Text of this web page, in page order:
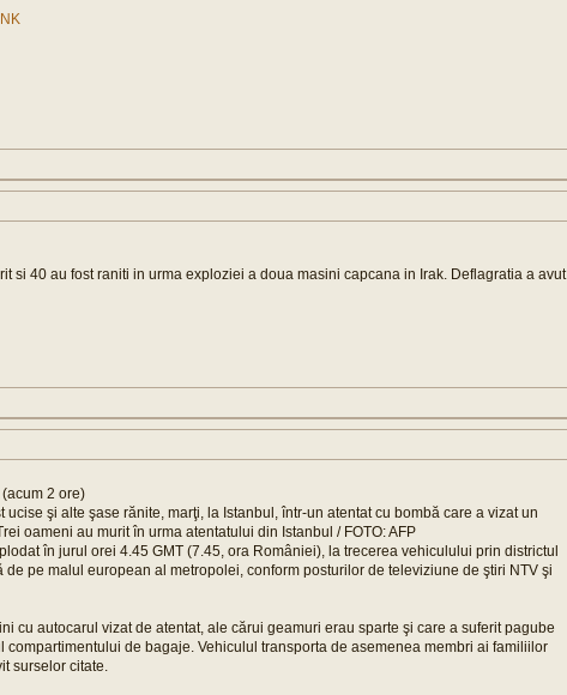
si 40 au fost raniti in urma exploziei a doua masini capcana in Irak. Deflagratia a avut
2 ore)
ucise şi alte şase rănite, marţi, la Istanbul, într-un atentat cu bombă care a vizat un
oameni au murit în urma atentatului din Istanbul / FOTO: AFP
în jurul orei 4.45 GMT (7.45, ora României), la trecerea vehiculului prin districtul
de pe malul european al metropolei, conform posturilor de televiziune de ştiri NTV şi
cu autocarul vizat de atentat, ale cărui geamuri erau sparte şi care a suferit pagube
compartimentului de bagaje. Vehiculul transporta de asemenea membri ai familiilor
surselor citate.